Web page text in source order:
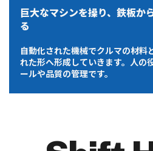
巨大なマシンを操り、鉄板か
る
自動化された機械でクルマの材料
れた形へ形成していきます。人の
ールや品質の管理です。